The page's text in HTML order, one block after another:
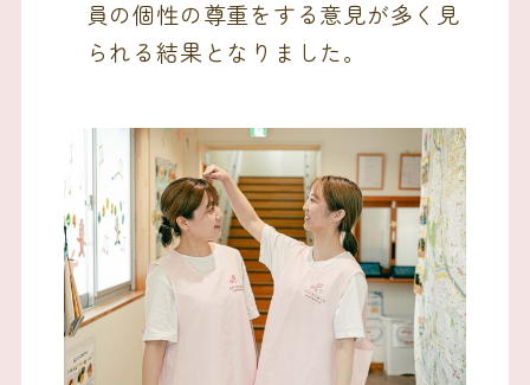
員の個性の尊重をする意見が多く見
られる結果となりました。